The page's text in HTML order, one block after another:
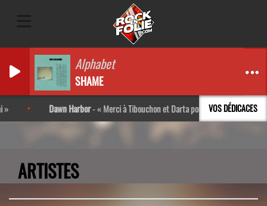
Alphabet
SHAME
VOS DÉDICACES
Dawn Harbor- Merci à Tibouchon et Darta pour l’interview ! Très
ARTISTES